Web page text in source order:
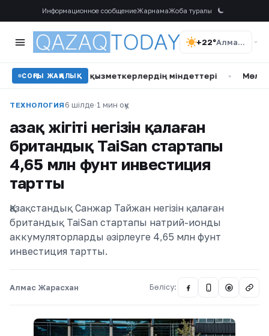
Информационное сообщениеЖарнамаЖоба туралы
+22° Алматы
СОҢҒЫ ЖАҢАЛЫҚ
мен қызметкерлердің міндеттері • Мөлдір Мұқанова
ТЕХНОЛОГИЯ 6 шілде·1 мин оқу
Қазақ жігіті негізін қалаған
британдық TaiSan стартапы
4,65 млн фунт инвестиция
тартты
Қазақстандық Санжар Тайжан негізін қалаған
британдық TaiSan стартапы натрий-ионды
аккумуляторларды әзірлеуге 4,65 млн фунт
инвестиция тартты.
Алмас Жарасхан Бөлісу: @